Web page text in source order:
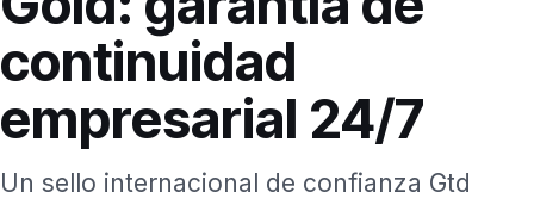
continuidad
empresarial 24/7
Un sello internacional de confianza Gtd